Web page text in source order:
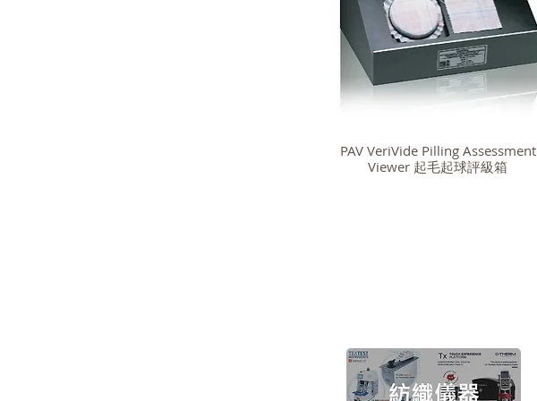
PAV VeriVide Pilling Assessment
Viewer 起毛起球評級箱